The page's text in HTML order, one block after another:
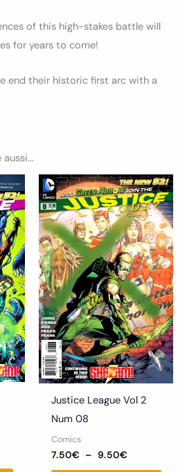
of this high-stakes battle will
for years to come!
end their historic first arc with a
aussi…
Ce
produit
a
plusieurs
variations.
Les
options
peuvent
être
choisies
sur
Justice League Vol 2
Num 08
Comics
7.50€ – 9.50€
Plage
de
prix :
7.50€
à
9.50€
Ce
a
Les
être
sur